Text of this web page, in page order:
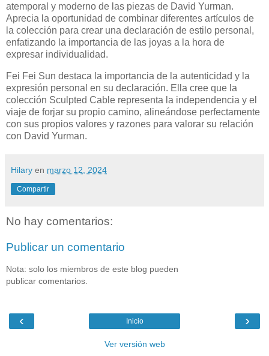
atemporal y moderno de las piezas de David Yurman.
Aprecia la oportunidad de combinar diferentes artículos de
la colección para crear una declaración de estilo personal,
enfatizando la importancia de las joyas a la hora de
expresar individualidad.
Fei Fei Sun destaca la importancia de la autenticidad y la
expresión personal en su declaración. Ella cree que la
colección Sculpted Cable representa la independencia y el
viaje de forjar su propio camino, alineándose perfectamente
con sus propios valores y razones para valorar su relación
con David Yurman.
Hilary en marzo 12, 2024
Compartir
No hay comentarios:
Publicar un comentario
Nota: solo los miembros de este blog pueden
publicar comentarios.
‹ ›
Inicio
Ver versión web